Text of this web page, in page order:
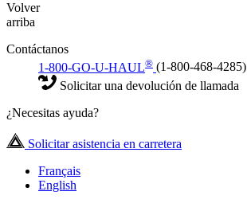
Volver
arriba
Contáctanos
1-800-GO-U-HAUL® (1-800-468-4285)
Solicitar una devolución de llamada
¿Necesitas ayuda?
Solicitar asistencia en carretera
Français
English